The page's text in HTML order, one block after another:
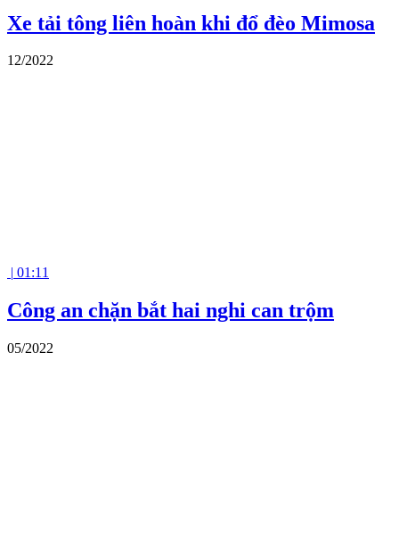
Xe tải tông liên hoàn khi đổ đèo Mimosa
12/2022
| 01:11
Công an chặn bắt hai nghi can trộm
05/2022